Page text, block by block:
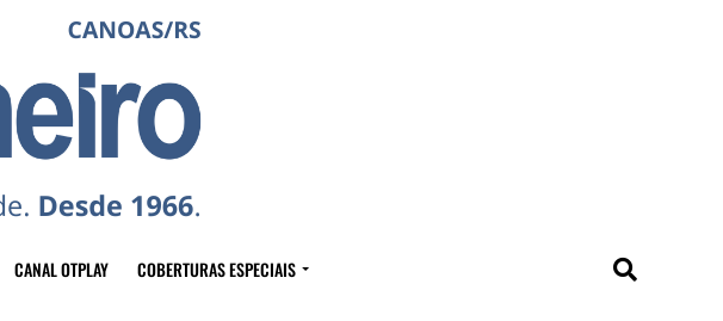
CANAL OTPLAY COBERTURAS ESPECIAIS